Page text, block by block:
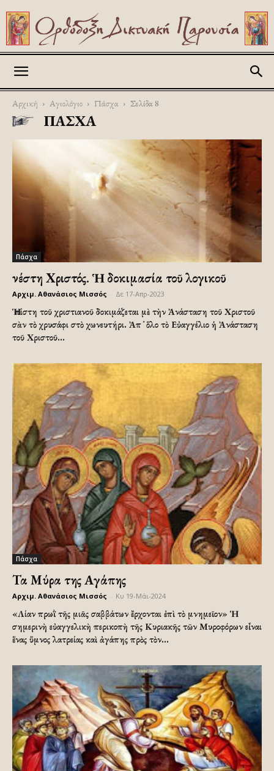
Αρχική Αγιολόγιο Πάσχα Σελίδα 8
ΠΆΣΧΑ
Πάσχα
Ἀνέστη Χριστός. Ἡ δοκιμασία τοῦ λογικοῦ
Αρχιμ. Αθανάσιος Μισσός Δε 17-Απρ-2023
Ἡ πίστη τοῦ χριστιανοῦ δοκιμάζεται μὲ τὴν Ἀνάσταση τοῦ Χριστοῦ
σὰν τὸ χρυσάφι στὸ χωνευτήρι. Ἀπ ̓ ὅλο τὸ Εὐαγγέλιο ἡ Ἀνάσταση
τοῦ Χριστοῦ...
Πάσχα
Τα Μύρα της Αγάπης
Αρχιμ. Αθανάσιος Μισσός Κυ 19-Μάι-2024
«Λίαν πρωῒ τῆς μιᾶς ­σαββάτων ἔρχονται ­ἐπὶ τὸ μνημεῖον» Ἡ
σημερινὴ εὐαγγελικὴ περικοπὴ τῆς Κυριακῆς τῶν Μυροφόρων εἶναι
ἕνας ὕμνος λατρείας καὶ ἀγάπης πρὸς τὸν...